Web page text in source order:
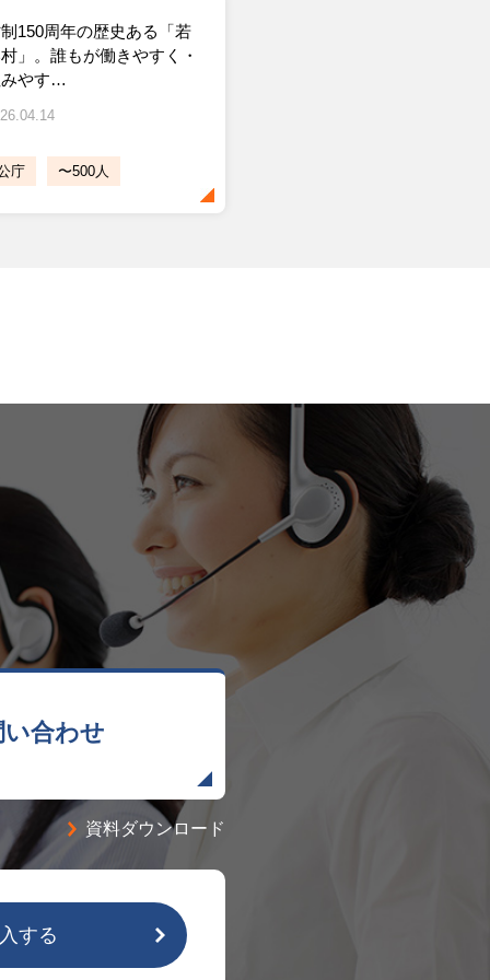
150周年の歴史ある「若
」。誰もが働きやすく・
やす…
庁 〜500人
合わせ
資料ダウンロード
する